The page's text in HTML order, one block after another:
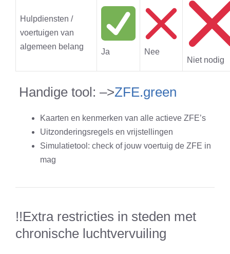
Hulpdiensten /
voertuigen van
algemeen belang
Ja
Nee
Niet nodig
Handige tool: –>ZFE.green
Kaarten en kenmerken van alle actieve ZFE’s
Uitzonderingsregels en vrijstellingen
Simulatietool: check of jouw voertuig de ZFE in
mag
!!Extra restricties in steden met
chronische luchtvervuiling